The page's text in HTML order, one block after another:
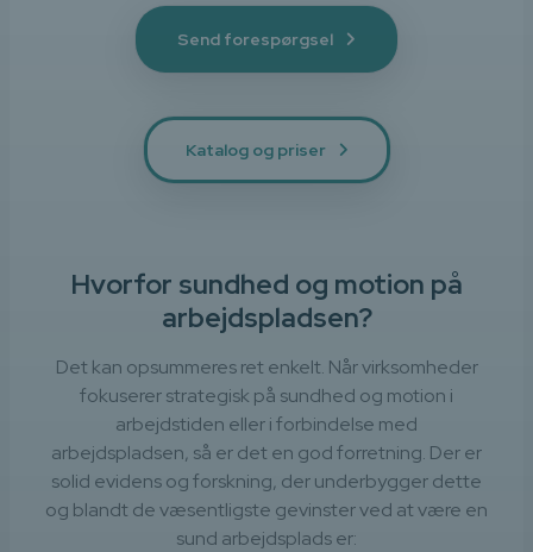
Send forespørgsel
Katalog og priser
Hvorfor sundhed og motion på
arbejdspladsen?
Det kan opsummeres ret enkelt. Når virksomheder
fokuserer strategisk på sundhed og motion i
arbejdstiden eller i forbindelse med
arbejdspladsen, så er det en god forretning. Der er
solid evidens og forskning, der underbygger dette
og blandt de væsentligste gevinster ved at være en
sund arbejdsplads er: